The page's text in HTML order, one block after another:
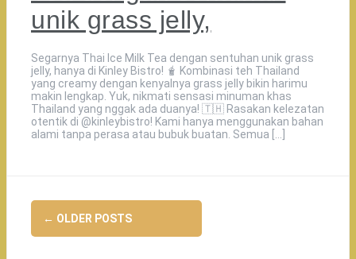
unik grass jelly,
Segarnya Thai Ice Milk Tea dengan sentuhan unik grass
jelly, hanya di Kinley Bistro! 🧋 Kombinasi teh Thailand
yang creamy dengan kenyalnya grass jelly bikin harimu
makin lengkap. Yuk, nikmati sensasi minuman khas
Thailand yang nggak ada duanya! 🇹🇭️ Rasakan kelezatan
otentik di @kinleybistro! Kami hanya menggunakan bahan
alami tanpa perasa atau bubuk buatan. Semua […]
Posts
navigation
← OLDER POSTS